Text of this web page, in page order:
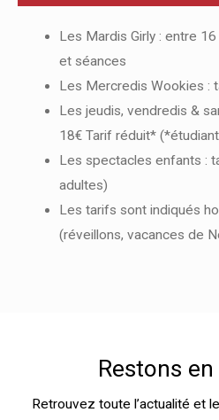
Les Mardis Girly : entre
et séances
Les Mercredis Wookies :
Les jeudis, vendredis &
18€ Tarif réduit*
Les spectacles enfants :
adultes)
Les tarifs sont indiqués
(réveillons, vacances de
Restons
Retrouvez toute l’actualité et